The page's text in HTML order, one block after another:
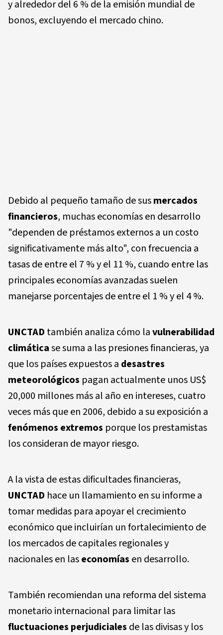
y alrededor del 6 % de la emisión mundial de
bonos, excluyendo el mercado chino.
Debido al pequeño tamaño de susmercados
financieros, muchas economías en desarrollo
"dependen de préstamos externos a un costo
significativamente más alto", con frecuencia a
tasas de entre el 7 % y el 11 %, cuando entre las
principales economías avanzadas suelen
manejarse porcentajes de entre el 1 % y el 4 %.
UNCTAD también analiza cómo lavulnerabilidad
climáticase suma a las presiones financieras, ya
que los países expuestos a desastres
meteorológicos pagan actualmente unos US$
20,000 millones más al año en intereses, cuatro
veces más que en 2006, debido a su exposición a
fenómenos extremos porque los prestamistas
los consideran de mayor riesgo.
A la vista de estas dificultades financieras,
UNCTAD hace un llamamiento en su informe a
tomar medidas para apoyar el crecimiento
económico que incluirían un fortalecimiento de
los mercados de capitales regionales y
nacionales en laseconomías en desarrollo.
También recomiendan una reforma del sistema
monetario internacional para limitar las
fluctuaciones perjudiciales de las divisas y los